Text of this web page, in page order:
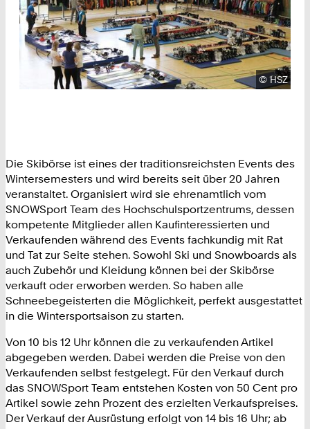
©HSZ
Die Skibörse ist eines der traditionsreichsten Events des
Wintersemesters und wird bereits seit über 20 Jahren
veranstaltet. Organisiert wird sie ehrenamtlich vom
SNOWSport Team des Hochschulsportzentrums, dessen
kompetente Mitglieder allen Kaufinteressierten und
Verkaufenden während des Events fachkundig mit Rat
und Tat zur Seite stehen. Sowohl Ski und Snowboards als
auch Zubehör und Kleidung können bei der Skibörse
verkauft oder erworben werden. So haben alle
Schneebegeisterten die Möglichkeit, perfekt ausgestattet
in die Wintersportsaison zu starten.
Von 10 bis 12 Uhr können die zu verkaufenden Artikel
abgegeben werden. Dabei werden die Preise von den
Verkaufenden selbst festgelegt. Für den Verkauf durch
das SNOWSport Team entstehen Kosten von 50 Cent pro
Artikel sowie zehn Prozent des erzielten Verkaufspreises.
Der Verkauf der Ausrüstung erfolgt von 14 bis 16 Uhr; ab